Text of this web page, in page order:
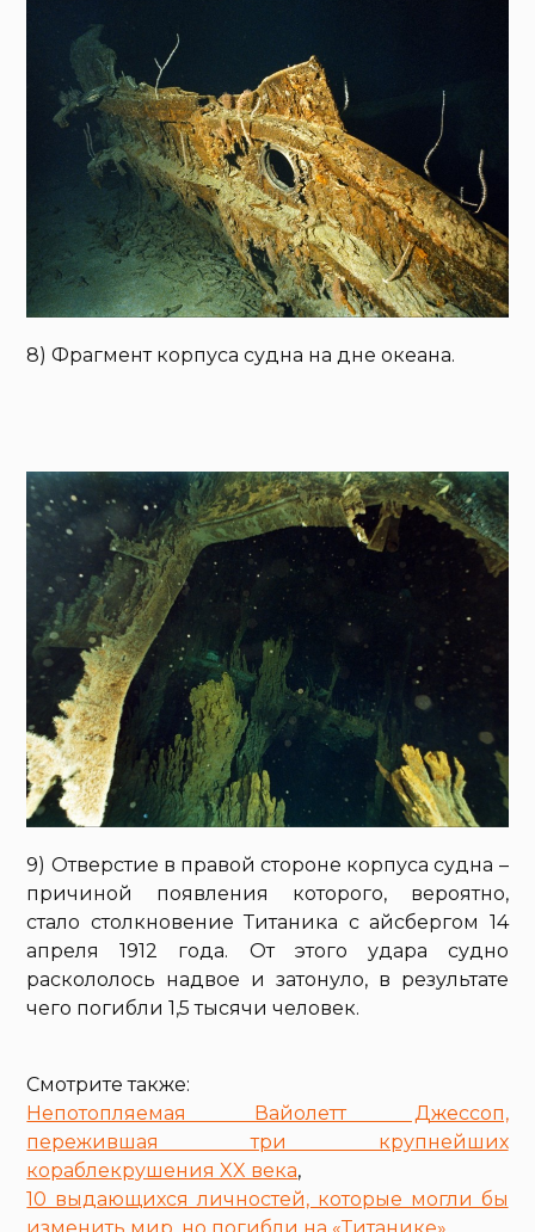
8) Фрагмент корпуса судна на дне океана.
9) Отверстие в правой стороне корпуса судна –
причиной появления которого, вероятно,
стало столкновение Титаника с айсбергом 14
апреля 1912 года. От этого удара судно
раскололось надвое и затонуло, в результате
чего погибли 1,5 тысячи человек.
Смотрите также:
Непотопляемая Вайолетт Джессоп,
пережившая три крупнейших
кораблекрушения XX века,
10 выдающихся личностей, которые могли бы